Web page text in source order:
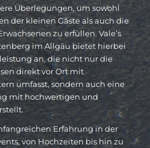
Überlegungen, um sowohl
der kleinen Gäste als auch die
zu erfüllen. Vale’s
im Allgäu bietet hierbei
an, die nicht nur die
direkt vor Ort mit
umfasst, sondern auch eine
mit hochwertigen und
Erfahrung in der
von Hochzeiten bis hin zu